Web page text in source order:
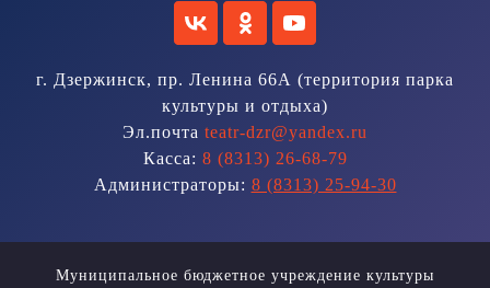
г. Дзержинск, пр. Ленина 66А (территория парка
культуры и отдыха)
Эл.почта teatr-dzr@yandex.ru
Касса: 8 (8313) 26-68-79
Администраторы: 8 (8313) 25-94-30
Муниципальное бюджетное учреждение культуры